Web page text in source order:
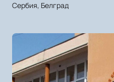
Сербия, Белград